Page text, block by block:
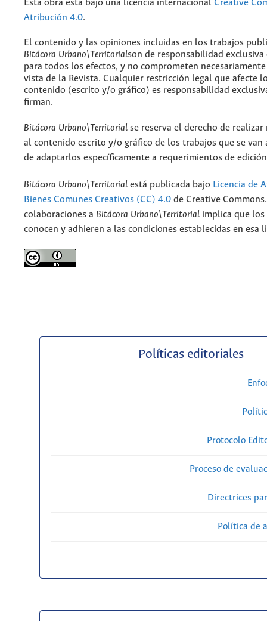
Esta obra está bajo una licencia internacional Creative
Atribución 4.0.
El contenido y las opiniones incluidas en los trabajos
Bitácora Urbano\Territorialson de responsabilidad exclusiva
para todos los efectos, y no comprometen
vista de la Revista. Cualquier restricción legal que afecte
contenido (escrito y/o gráfico) es responsabilidad
firman.
Bitácora Urbano\Territorial se reserva el derecho de realizar
al contenido escrito y/o gráfico de los trabajos que se van
de adaptarlos específicamente a requerimientos de
Bitácora Urbano\Territorial está publicada bajo Licencia de
Bienes Comunes Creativos (CC) 4.0 de Creative
colaboraciones a Bitácora Urbano\Territorial implica que los
conocen y adhieren a las condiciones establecidas en esa
Políticas editoriales
Protocolo
Proceso de
Directrices
Política de